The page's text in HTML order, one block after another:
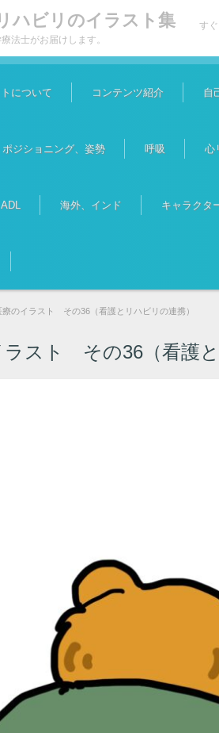
ハビリのイラスト集
す
法士がお届けします。
について コンテンツ紹介 自
ポジショニング、姿勢 呼吸 心
ADL 海外、インド キャラクタ
療のイラスト その36（看護とリハビリの連携）
スト その36（看護と